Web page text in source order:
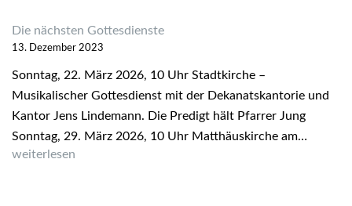
Die nächsten Gottesdienste
13. Dezember 2023
Sonntag, 22. März 2026, 10 Uhr Stadtkirche –
Musikalischer Gottesdienst mit der Dekanatskantorie und
Kantor Jens Lindemann. Die Predigt hält Pfarrer Jung
Sonntag, 29. März 2026, 10 Uhr Matthäuskirche am…
Die nächsten Gottesdienste
weiterlesen